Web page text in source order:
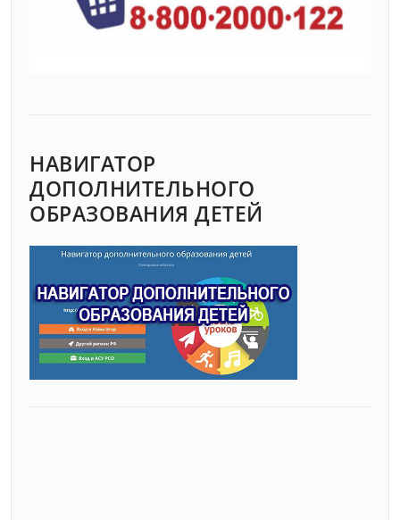
НАВИГАТОР
ДОПОЛНИТЕЛЬНОГО
ОБРАЗОВАНИЯ ДЕТЕЙ